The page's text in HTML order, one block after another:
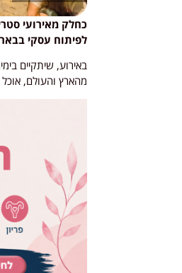
כחלק מאירועי
לפיתוח עסקי
מהארץ והעולם, אוכל